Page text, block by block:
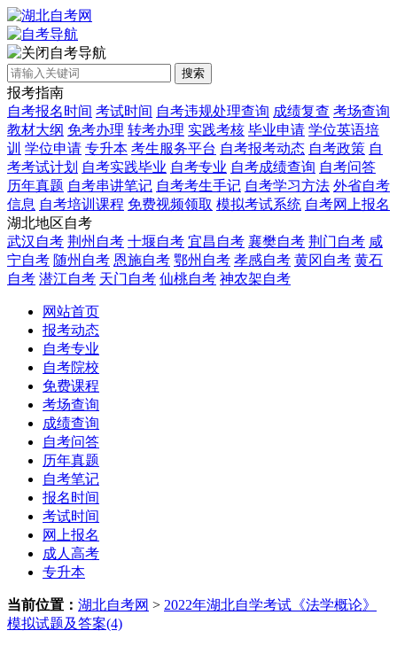
自考导航
搜索
报考指南
自考报名时间 考试时间 自考违规处理查询 成绩复查 考场查询
教材大纲 免考办理 转考办理 实践考核 毕业申请 学位英语培
训 学位申请 专升本 考生服务平台 自考报考动态 自考政策 自
考考试计划 自考实践毕业 自考专业 自考成绩查询 自考问答
历年真题 自考串讲笔记 自考考生手记 自考学习方法 外省自考
信息 自考培训课程 免费视频领取 模拟考试系统 自考网上报名
湖北地区自考
武汉自考 荆州自考 十堰自考 宜昌自考 襄樊自考 荆门自考 咸
宁自考 随州自考 恩施自考 鄂州自考 孝感自考 黄冈自考 黄石
自考 潜江自考 天门自考 仙桃自考 神农架自考
网站首页
报考动态
自考专业
自考院校
免费课程
考场查询
成绩查询
自考问答
历年真题
自考笔记
报名时间
考试时间
网上报名
成人高考
专升本
当前位置： 湖北自考网 > 2022年湖北自学考试《法学概论》
模拟试题及答案(4)